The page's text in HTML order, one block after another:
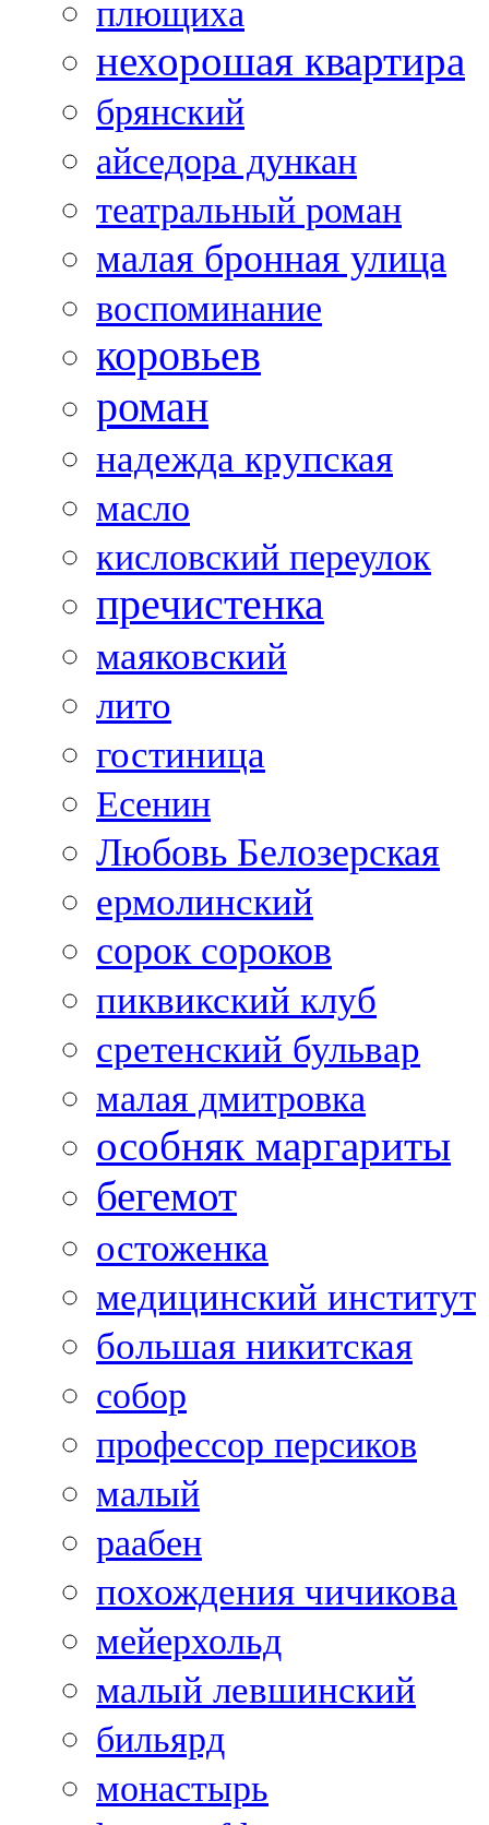
плющиха
нехорошая квартира
брянский
айседора дункан
театральный роман
малая бронная улица
воспоминание
коровьев
роман
надежда крупская
масло
кисловский переулок
пречистенка
маяковский
лито
гостиница
Есенин
Любовь Белозерская
ермолинский
сорок сороков
пиквикский клуб
сретенский бульвар
малая дмитровка
особняк маргариты
бегемот
остоженка
медицинский институт
большая никитская
собор
профессор персиков
малый
раабен
похождения чичикова
мейерхольд
малый левшинский
бильярд
монастырь